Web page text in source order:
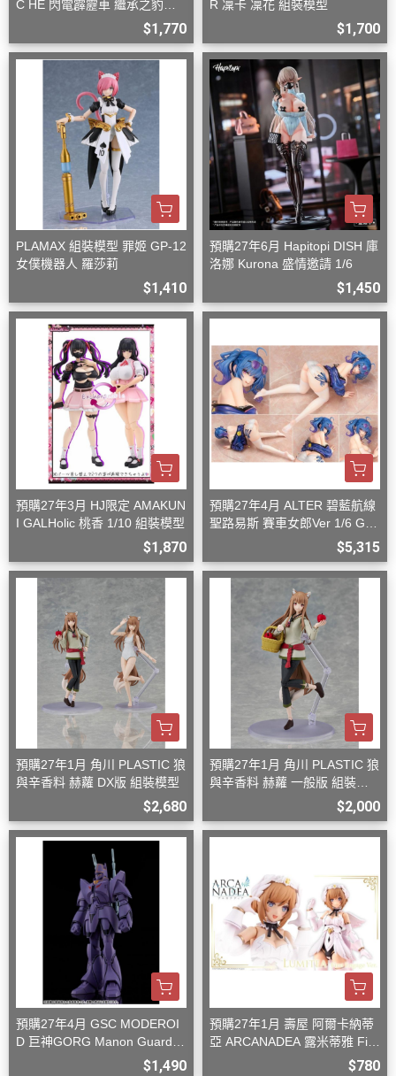
C HE 閃電霹靂車 繼承之豹魂
$1,770
R 凜卡 凜花 組裝模型
$1,700
PLAMAX 組裝模型 罪姬 GP-12
女僕機器人 羅莎莉
$1,410
預購27年6月 Hapitopi DISH 庫
洛娜 Kurona 盛情邀請 1/6
$1,450
預購27年3月 HJ限定 AMAKUN
I GALHolic 桃香 1/10 組裝模型
$1,870
預購27年4月 ALTER 碧藍航線
聖路易斯 賽車女郎Ver 1/6 G08
$5,315
預購27年1月 角川 PLASTIC 狼
與辛香料 赫蘿 DX版 組裝模型
$2,680
預購27年1月 角川 PLASTIC 狼
與辛香料 赫蘿 一般版 組裝模
$2,000
預購27年4月 GSC MODEROI
D 巨神GORG Manon Guardia
$1,490
預購27年1月 壽屋 阿爾卡納蒂
亞 ARCANADEA 露米蒂雅 Firs
$780